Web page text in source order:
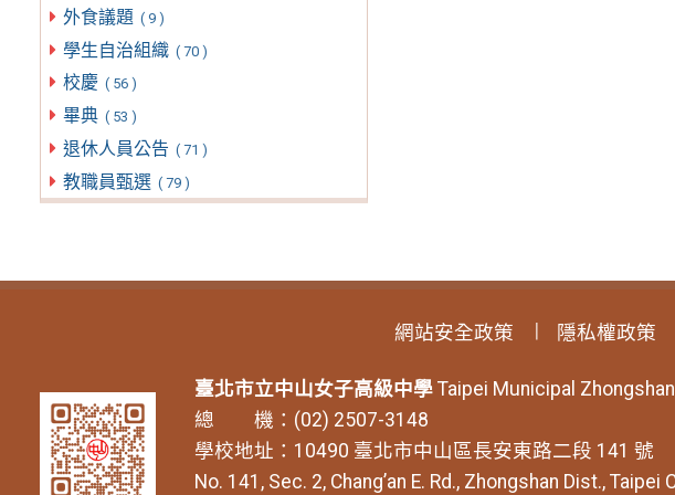
外食議題 ( 9 )
學生自治組織 ( 70 )
校慶 ( 56 )
畢典 ( 53 )
退休人員公告 ( 71 )
教職員甄選 ( 79 )
網站安全政策 隱私權政策
臺北市立中山女子高級中學 Taipei Municipal
總 機：(02) 2507-3148
學校地址：10490 臺北市中山區長安東路二段 141 號
No. 141, Sec. 2, Chang’an E. Rd., Zhongshan Dist., Taipei